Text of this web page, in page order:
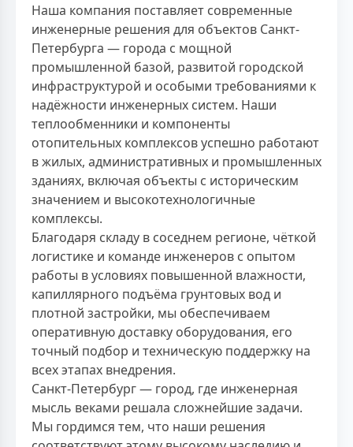
Наша компания поставляет современные
инженерные решения для объектов Санкт-
Петербурга — города с мощной
промышленной базой, развитой городской
инфраструктурой и особыми требованиями к
надёжности инженерных систем. Наши
теплообменники и компоненты
отопительных комплексов успешно работают
в жилых, административных и промышленных
зданиях, включая объекты с историческим
значением и высокотехнологичные
комплексы.
Благодаря складу в соседнем регионе, чёткой
логистике и команде инженеров с опытом
работы в условиях повышенной влажности,
капиллярного подъёма грунтовых вод и
плотной застройки, мы обеспечиваем
оперативную доставку оборудования, его
точный подбор и техническую поддержку на
всех этапах внедрения.
Санкт-Петербург — город, где инженерная
мысль веками решала сложнейшие задачи.
Мы гордимся тем, что наши решения